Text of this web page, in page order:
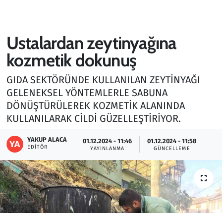
Ustalardan zeytinyağına
kozmetik dokunuş
GIDA SEKTÖRÜNDE KULLANILAN ZEYTİNYAĞI
GELENEKSEL YÖNTEMLERLE SABUNA
DÖNÜŞTÜRÜLEREK KOZMETİK ALANINDA
KULLANILARAK CİLDİ GÜZELLEŞTİRİYOR.
YAKUP ALACA
EDITÖR
01.12.2024 - 11:46
YAYINLANMA
01.12.2024 - 11:58
GÜNCELLEME
Haber
Kültür Sanat
Kurumsal Haberler
Lezzet Durağı
Memur ve Kamu
Otomobil
Oyun